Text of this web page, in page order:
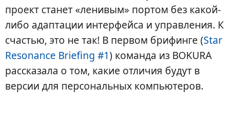
проект станет «ленивым» портом без какой-
либо адаптации интерфейса и управления. К
счастью, это не так! В первом брифинге (Star
Resonance Briefing #1) команда из BOKURA
рассказала о том, какие отличия будут в
версии для персональных компьютеров.